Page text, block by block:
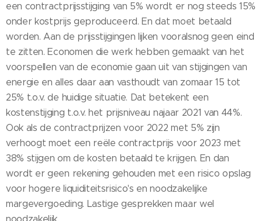
een contractprijsstijging van 5% wordt er nog steeds 15%
onder kostprijs geproduceerd. En dat moet betaald
worden. Aan de prijsstijgingen lijken vooralsnog geen eind
te zitten. Economen die werk hebben gemaakt van het
voorspellen van de economie gaan uit van stijgingen van
energie en alles daar aan vasthoudt van zomaar 15 tot
25% t.o.v. de huidige situatie. Dat betekent een
kostenstijging t.o.v. het prijsniveau najaar 2021 van 44%.
Ook als de contractprijzen voor 2022 met 5% zijn
verhoogt moet een reële contractprijs voor 2023 met
38% stijgen om de kosten betaald te krijgen. En dan
wordt er geen rekening gehouden met een risico opslag
voor hogere liquiditeitsrisico's en noodzakelijke
margevergoeding. Lastige gesprekken maar wel